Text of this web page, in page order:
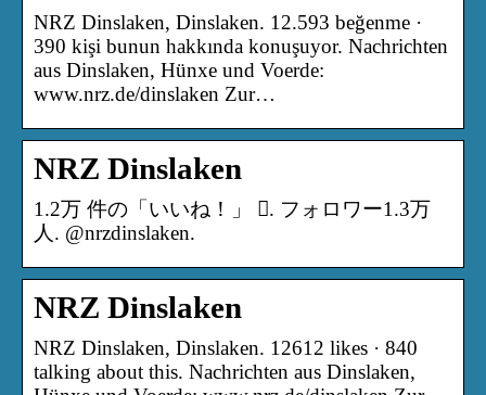
NRZ Dinslaken, Dinslaken. 12.593 beğenme ·
390 kişi bunun hakkında konuşuyor. Nachrichten
aus Dinslaken, Hünxe und Voerde:
www.nrz.de/dinslaken Zur…
NRZ Dinslaken
1.2万 件の「いいね！」 󱞋. フォロワー1.3万
人. @nrzdinslaken.
NRZ Dinslaken
NRZ Dinslaken, Dinslaken. 12612 likes · 840
talking about this. Nachrichten aus Dinslaken,